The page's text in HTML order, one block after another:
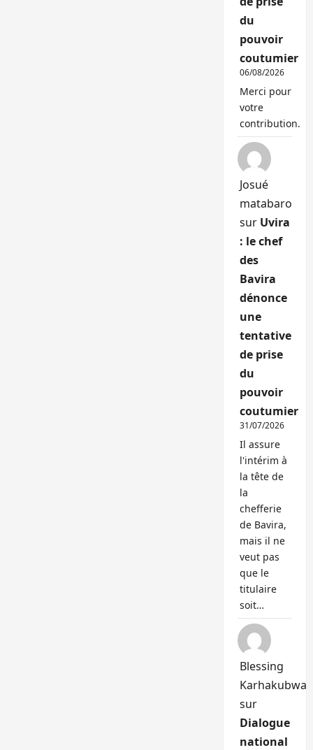
du
pouvoir
coutumier
06/08/2026
Merci pour
votre
contribution.
Josué
matabaro
sur Uvira
: le chef
des
Bavira
dénonce
une
tentative
de prise
du
pouvoir
coutumier
31/07/2026
Il assure
l'intérim à
la tête de
la
chefferie
de Bavira,
mais il ne
veut pas
que le
titulaire
soit…
Blessing
Karhakubwa
sur
Dialogue
national